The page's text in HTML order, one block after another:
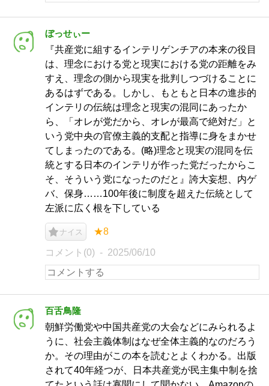
ぼっせぃー
『共産党に組するインテリゲンチアの本来の役目
は、理念における党と現実における党の距離をみ
すえ、理念の側から現実を批判しつづけることに
あるはずである。しかし、もともと日本の進歩的
インテリの伝統は理念と現実の混同にあったか
ら、「オレが党だから、オレが最高で絶対だ」と
いう党中央の官僚主義的支配と指導に身をまかせ
てしまったのである。(略)理念と現実の混同を伝
統とする日本のインテリが作った党だったからこ
そ、そういう党になったのだと』誇大妄想、内ゲ
バ、保身……100年後に制度を超えた伝統として
左派に広く根を下している
ナイス ★8
コメント(0) 2025/06/10
百舌鳥隆
朝鮮労働党や中国共産党の大会などにみられるよ
うに、社会主義体制はなぜ全体主義的なのだろう
か。その理由がこの本を読むとよくわかる。出版
されて40年経つが、日本共産党が民主集中制を捨